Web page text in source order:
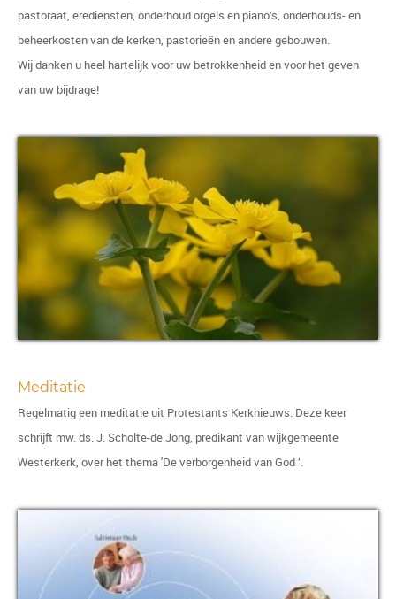
pastoraat, erediensten, onderhoud orgels en piano’s, onderhouds- en
beheerkosten van de kerken, pastorieën en andere gebouwen.
Wij danken u heel hartelijk voor uw betrokkenheid en voor het geven
van uw bijdrage!
Meditatie
Regelmatig een meditatie uit Protestants Kerknieuws. Deze keer
schrijft mw. ds. J. Scholte-de Jong, predikant van wijkgemeente
Westerkerk, over het thema 'De verborgenheid van God’.